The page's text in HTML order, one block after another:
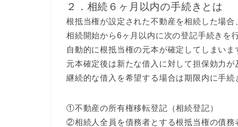
２．相続６ヶ月以内の手続きとは
根抵当権が設定された不動産を相続した場合
相続開始から6ヶ月以内に次の登記手続きを
自動的に根抵当権の元本が確定してしまいま
元本確定後は新たな借入に対して担保効力が
継続的な借入を希望する場合は期限内に手続
①不動産の所有権移転登記（相続登記）
②相続人全員を債務者とする根抵当権の債務